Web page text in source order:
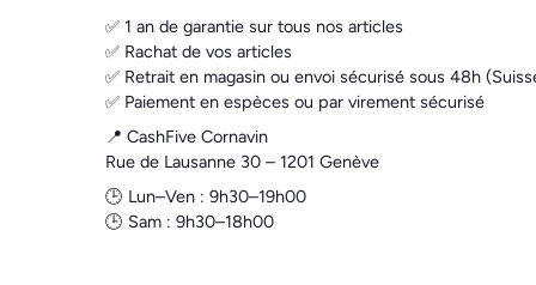
✅ 1 an de garantie sur tous nos articles
✅ Rachat de vos articles
✅ Retrait en magasin ou envoi sécurisé sous 48h
✅ Paiement en espèces ou par virement sécurisé
📍 CashFive Cornavin
Rue de Lausanne 30 – 1201 Genève
🕒 Lun–Ven : 9h30–19h00
🕒 Sam : 9h30–18h00